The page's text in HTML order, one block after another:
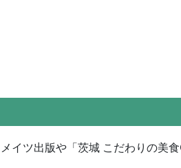
イツ出版や「茨城 こだわりの美